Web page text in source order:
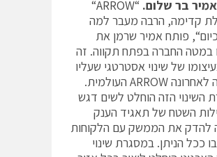
בר שלום. “
ARROW
“
קדימה, הרבה מעבר למה
פותח אמיר שרמן את
במטה החברה בפתח תקווה. זה
של שינוי אסטרטגי שעליו
החליטה לאחרונה ARROW העולמית.
השינוי הזה הוחלט לשים דגש
השטח של תאגיד הענק
להדק את הממשק עם הלקוחות
ככל הניתן. במסגרת שינוי